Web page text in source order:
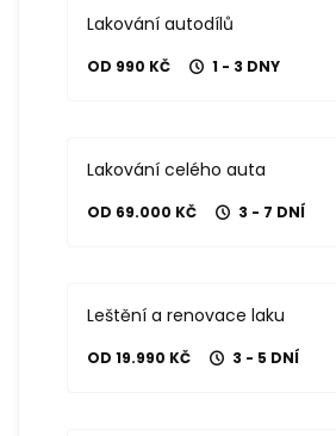
Lakování autodílů
OD 990 KČ 1 - 3 DNY
Lakování celého auta
OD 69.000 KČ 3 - 7 DNÍ
Leštění a renovace laku
OD 19.990 KČ 3 - 5 DNÍ